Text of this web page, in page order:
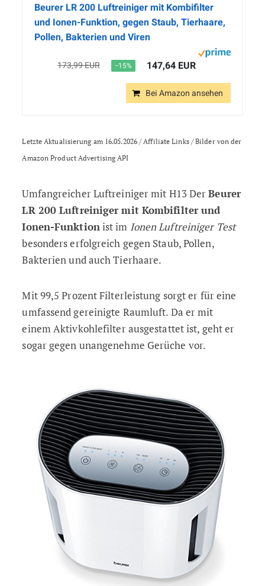
Beurer LR 200 Luftreiniger mit Kombifilter
und Ionen-Funktion, gegen Staub, Tierhaare,
Pollen, Bakterien und Viren
173,99 EUR −15% 147,64 EUR
Bei Amazon ansehen
Letzte Aktualisierung am 16.05.2026 / Affiliate Links / Bilder von der
Amazon Product Advertising API
Umfangreicher Luftreiniger mit H13 DerBeurer
LR 200 Luftreiniger mit Kombifilter und
Ionen-Funktionist im Ionen Luftreiniger Test
besonders erfolgreich gegen Staub, Pollen,
Bakterien und auch Tierhaare.
Mit 99,5 Prozent Filterleistung sorgt er für eine
umfassend gereinigte Raumluft. Da er mit
einem Aktivkohlefilter ausgestattet ist, geht er
sogar gegen unangenehme Gerüche vor.